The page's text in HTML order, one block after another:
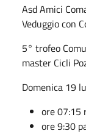
Asd Amici
Veduggio con
5° trofeo
master Cicli
Domenica 19
ore 07:15
ore 9:30